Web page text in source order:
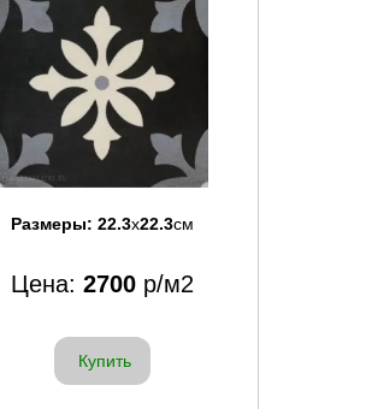
Размеры: 22.3x22.3см
Цена: 2700 р/м2
Купить